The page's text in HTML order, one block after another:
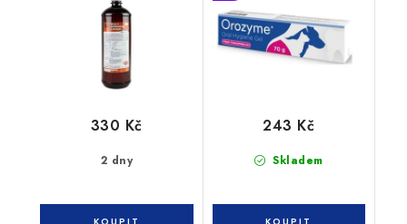
2 dny
330 Kč
Skladem
243 Kč